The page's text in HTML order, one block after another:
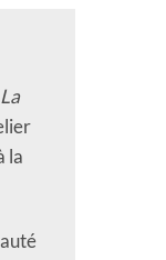
La
la